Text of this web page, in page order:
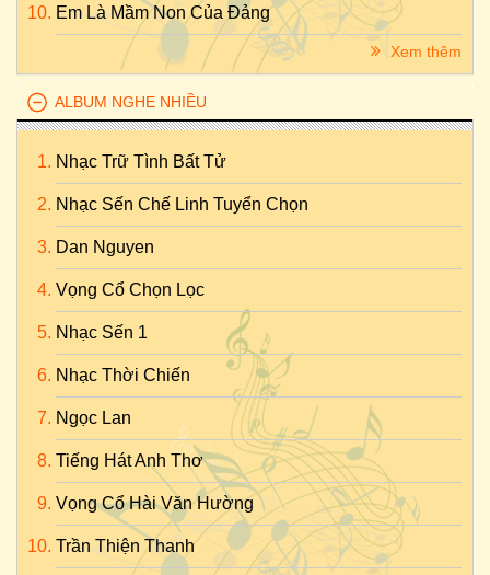
Em Là Mầm Non Của Đảng
Xem thêm
ALBUM NGHE NHIỀU
Nhạc Trữ Tình Bất Tử
Nhạc Sến Chế Linh Tuyển Chọn
Dan Nguyen
Vọng Cổ Chọn Lọc
Nhạc Sến 1
Nhạc Thời Chiến
Ngọc Lan
Tiếng Hát Anh Thơ
Vọng Cổ Hài Văn Hường
Trần Thiện Thanh